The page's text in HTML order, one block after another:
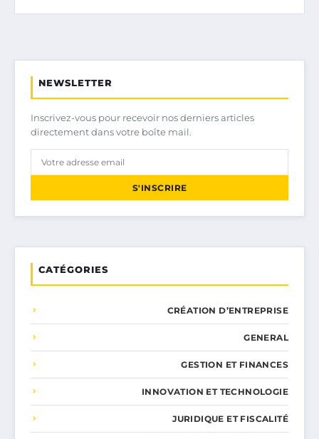
NEWSLETTER
Inscrivez-vous pour recevoir nos derniers articles
directement dans votre boîte mail.
S'INSCRIRE
CATÉGORIES
CRÉATION D’ENTREPRISE
GENERAL
GESTION ET FINANCES
INNOVATION ET TECHNOLOGIE
JURIDIQUE ET FISCALITÉ